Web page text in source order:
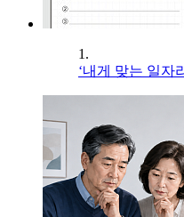
1.
‘내게 맞는 일자